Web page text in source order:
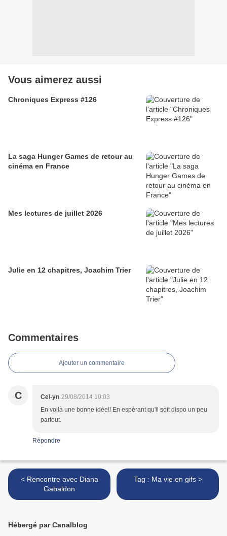
Vous aimerez aussi
Chroniques Express #126
La saga Hunger Games de retour au
cinéma en France
Mes lectures de juillet 2026
Julie en 12 chapitres, Joachim Trier
Commentaires
Ajouter un commentaire
C Cel-yn 29/08/2014 10:03
En voilà une bonne idée!! En espérant qu'il soit dispo un peu
partout.
Répondre
< Rencontre avec Diana
Gabaldon
Tag : Ma vie en gifs >
Hébergé par Canalblog